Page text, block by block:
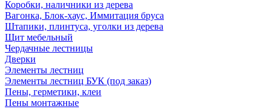
Коробки, наличники из дерева
Вагонка, Блок-хаус, Иммитация бруса
Штапики, плинтуса, уголки из дерева
Щит мебельный
Чердачные лестницы
Дверки
Элементы лестниц
Элементы лестниц БУК (под заказ)
Пены, герметики, клеи
Пены монтажные